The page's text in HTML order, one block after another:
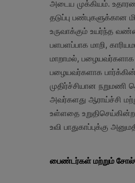
அடைய முக்கியம்.
தடுப்பு பண்புகளுக்கான
உருவாக்கும் உயர்ந்த
பளபளப்பாக மாறி,
மாறாமல், பழையவர்களாக
பழையவர்களாக
முதிர்ச்சியான
அவர்களது ஆராய்ச்சி
உள்ளதை
உவி பாதுகாப்புக்கு
பைண்டர்கள் மற்றும்